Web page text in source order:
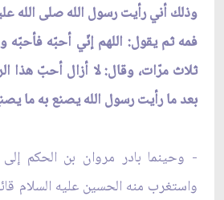
وذلك أني رأيت رسول الله صلى الله
فمه ثم يقول: اللهم إنّي أحبّه فأحبّه
ثلاث مرّات، وقال: لا أزال أحبّ هذا
بعد ما رأيت رسول الله يصنع به ما
- وحينما بادر مروان بن الحكم
واستغرب منه الحسين عليه السلام